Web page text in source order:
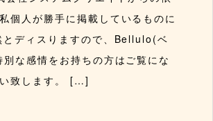
個人が勝手に掲載しているものに
とディスりますので、Bellulo(ベ
な感情をお持ちの方はご覧にな
致します。 […]